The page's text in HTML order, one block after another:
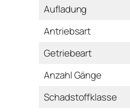
Aufladung
Antriebsart
Getriebeart
Anzahl Gänge
Schadstoffklasse